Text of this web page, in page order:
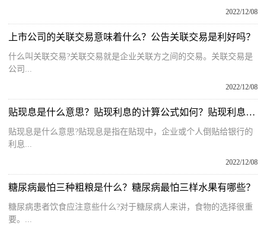
2022/12/08
上市公司的关联交易意味着什么？公告关联交易是利好吗？
什么叫关联交易?关联交易就是企业关联方之间的交易。关联交易是
公司...
2022/12/08
贴现息是什么意思？贴现利息的计算公式如何？贴现利息计算公式大全
贴现息是什么意思?贴现息是指在贴现中，企业或个人倒贴给银行的
利息...
2022/12/08
糖尿病最怕三种粗粮是什么？糖尿病最怕三样水果有哪些？
糖尿病患者饮食应注意些什么?对于糖尿病人来讲，食物的选择很重
要。...